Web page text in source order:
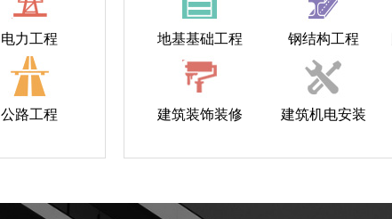
电力工程
公路工程
地基基础工程 钢结构工程
建筑装饰装修 建筑机电安装